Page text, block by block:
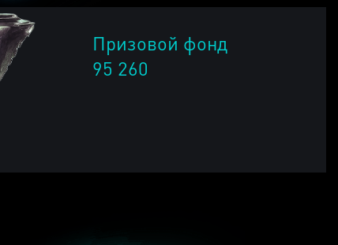
Призовой фонд
95 260